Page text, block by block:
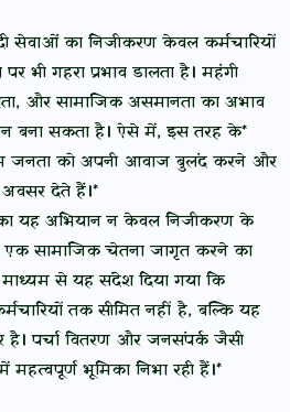
सेवाओं का निजीकरण केवल कर्मचारियों
भी गहरा प्रभाव डालता है। महंगी
और सामाजिक असमानता का अभाव
बना सकता है। ऐसे में, इस तरह के*
जनता को अपनी आवाज बुलंद करने और
अवसर देते हैं।*
यह अभियान न केवल निजीकरण के
एक सामाजिक चेतना जागृत करने का
से यह संदेश दिया गया कि
तक सीमित नहीं है, बल्कि यह
पर्चा वितरण और जनसंपर्क जैसी
भूमिका निभा रही हैं।*